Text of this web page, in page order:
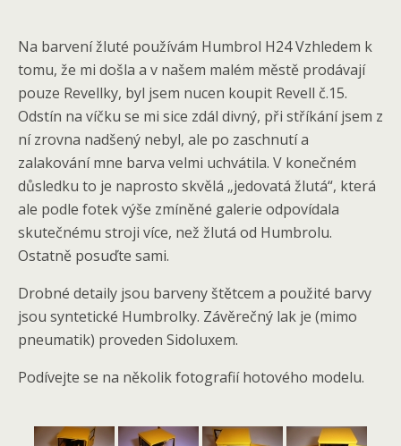
Na barvení žluté používám Humbrol H24 Vzhledem k
tomu, že mi došla a v našem malém městě prodávají
pouze Revellky, byl jsem nucen koupit Revell č.15.
Odstín na víčku se mi sice zdál divný, při stříkání jsem z
ní zrovna nadšený nebyl, ale po zaschnutí a
zalakování mne barva velmi uchvátila. V konečném
důsledku to je naprosto skvělá „jedovatá žlutá“, která
ale podle fotek výše zmíněné galerie odpovídala
skutečnému stroji více, než žlutá od Humbrolu.
Ostatně posuďte sami.
Drobné detaily jsou barveny štětcem a použité barvy
jsou syntetické Humbrolky. Závěrečný lak je (mimo
pneumatik) proveden Sidoluxem.
Podívejte se na několik fotografií hotového modelu.